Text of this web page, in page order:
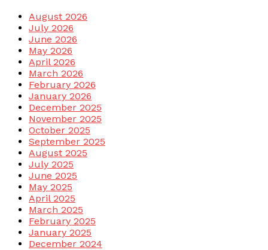
August 2026
July 2026
June 2026
May 2026
April 2026
March 2026
February 2026
January 2026
December 2025
November 2025
October 2025
September 2025
August 2025
July 2025
June 2025
May 2025
April 2025
March 2025
February 2025
January 2025
December 2024